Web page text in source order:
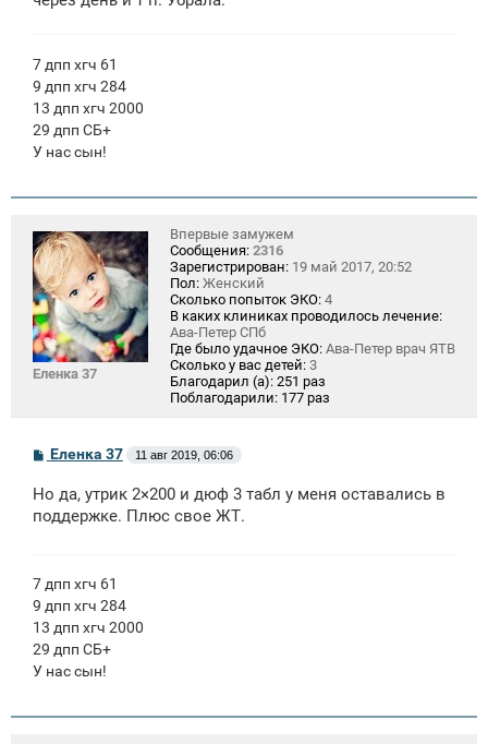
7 дпп хгч 61
9 дпп хгч 284
13 дпп хгч 2000
29 дпп СБ+
У нас сын!
Еленка 37
Впервые замужем
Сообщения: 2316
Зарегистрирован: 19 май 2017, 20:52
Пол: Женский
Сколько попыток ЭКО: 4
В каких клиниках проводилось лечение:
Ава-Петер СПб
Где было удачное ЭКО: Ава-Петер врач ЯТВ
Сколько у вас детей: 3
Благодарил (а): 251 раз
Поблагодарили: 177 раз
С
о
б
щ
е
Еленка 37 11 авг 2019, 06:06
Но да, утрик 2×200 и дюф 3 табл у меня оставались в
поддержке. Плюс свое ЖТ.
7 дпп хгч 61
9 дпп хгч 284
13 дпп хгч 2000
29 дпп СБ+
У нас сын!